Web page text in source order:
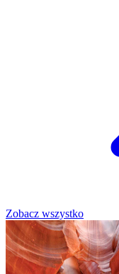
Zobacz wszystko